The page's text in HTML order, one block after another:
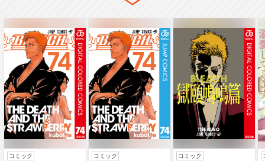
閉じる
コミック コミック コミック